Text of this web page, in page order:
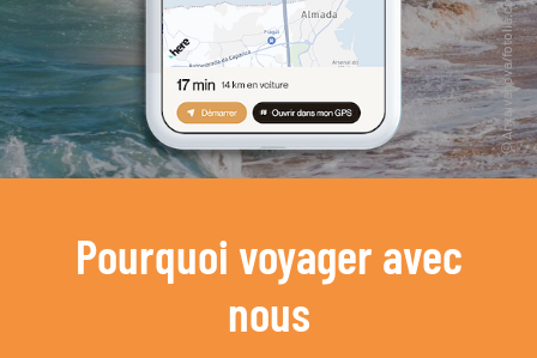
Pourquoi voyager avec
nous